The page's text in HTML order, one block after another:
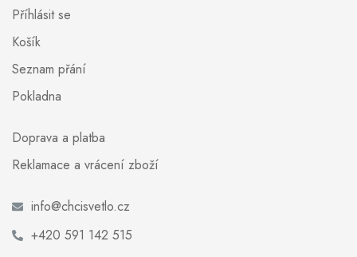
Příhlásit se
Košík
Seznam přání
Pokladna
Doprava a platba
Reklamace a vrácení zboží
info@chcisvetlo.cz
+420 591 142 515